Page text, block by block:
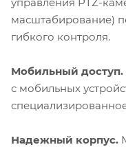
масштабирование)
гибкого контроля.
Мобильный доступ.
с мобильных
Надежный корпус.